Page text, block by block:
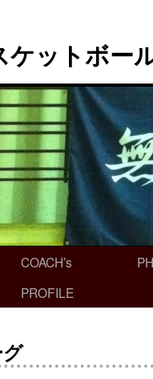
ケットボー
COACH’s
PROFILE